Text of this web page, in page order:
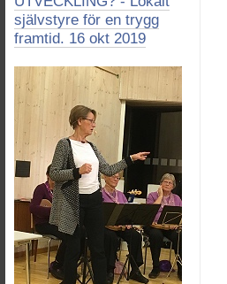
självstyre för en trygg
framtid. 16 okt 2019